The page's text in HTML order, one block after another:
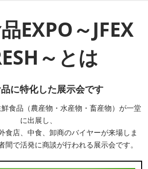
EXPO～JFEX
～とは
に特化した展示会です
食品（農産物・水産物・畜産物）が一堂
に出展し、
食店、中食、卸商のバイヤーが来場しま
間で活発に商談が行われる展示会です。